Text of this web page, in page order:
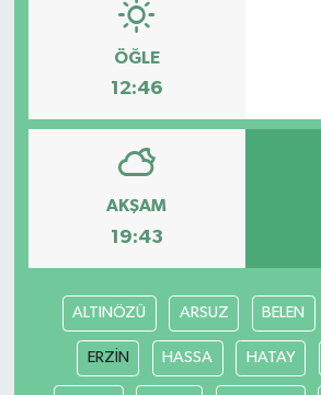
ÖĞLE
12:46
AKŞAM
19:43
ALTINÖZÜ ARSUZ BELEN
ERZİN HASSA HATAY